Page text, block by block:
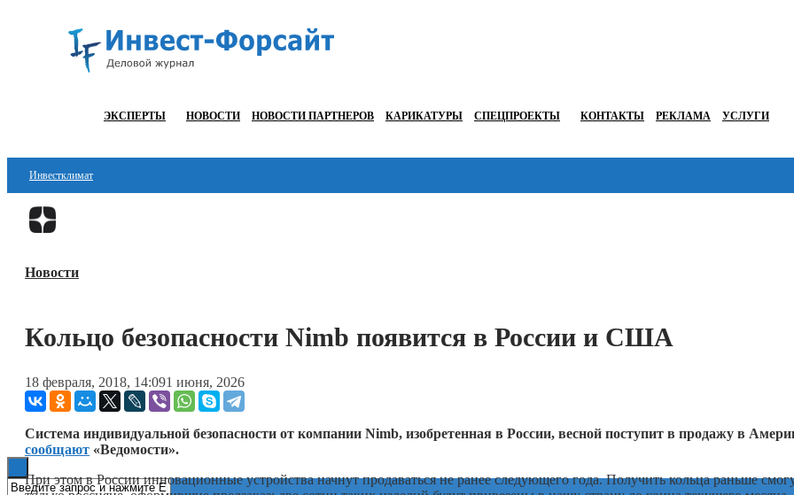
ЭКСПЕРТЫ НОВОСТИ НОВОСТИ ПАРТНЕРОВ КАРИКАТУРЫ СПЕЦПРОЕКТЫ КОНТАКТЫ РЕКЛАМА УСЛУГИ
Инвестклимат
Финансы
Блокчейн
ESG
Новости
Кольцо безопасности Nimb появится в России и США
18 февраля, 2018, 14:091 июня, 2026
Система индивидуальной безопасности от компании Nimb, изобретенная в России, весной поступит в продажу в
сообщают «Ведомости».
При этом в России инновационные устройства начнут продаваться не ранее следующего года. Получить кольца раньше